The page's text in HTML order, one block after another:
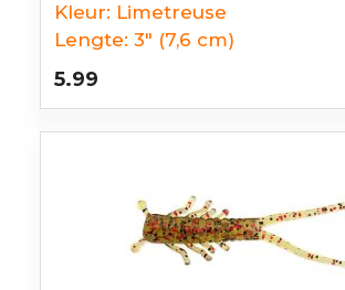
Kleur: Limetreuse
Lengte: 3" (7,6 cm)
5.99